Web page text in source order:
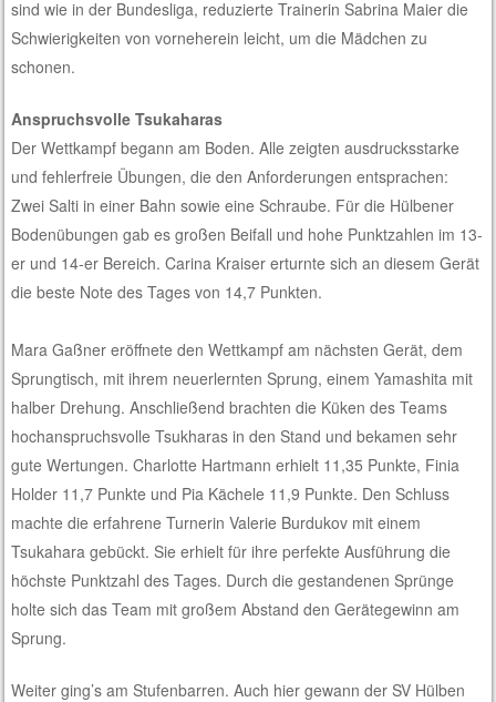
sind wie in der Bundesliga, reduzierte Trainerin Sabrina Maier die
Schwierigkeiten von vorneherein leicht, um die Mädchen zu
schonen.
Anspruchsvolle Tsukaharas
Der Wettkampf begann am Boden. Alle zeigten ausdrucksstarke
und fehlerfreie Übungen, die den Anforderungen entsprachen:
Zwei Salti in einer Bahn sowie eine Schraube. Für die Hülbener
Bodenübungen gab es großen Beifall und hohe Punktzahlen im 13-
er und 14-er Bereich. Carina Kraiser erturnte sich an diesem Gerät
die beste Note des Tages von 14,7 Punkten.
Mara Gaßner eröffnete den Wettkampf am nächsten Gerät, dem
Sprungtisch, mit ihrem neuerlernten Sprung, einem Yamashita mit
halber Drehung. Anschließend brachten die Küken des Teams
hochanspruchsvolle Tsukharas in den Stand und bekamen sehr
gute Wertungen. Charlotte Hartmann erhielt 11,35 Punkte, Finia
Holder 11,7 Punkte und Pia Kächele 11,9 Punkte. Den Schluss
machte die erfahrene Turnerin Valerie Burdukov mit einem
Tsukahara gebückt. Sie erhielt für ihre perfekte Ausführung die
höchste Punktzahl des Tages. Durch die gestandenen Sprünge
holte sich das Team mit großem Abstand den Gerätegewinn am
Sprung.
Weiter ging’s am Stufenbarren. Auch hier gewann der SV Hülben